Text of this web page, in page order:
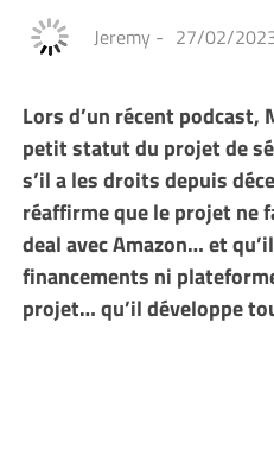
Jeremy - 27/02/
Lors d’un récent podcast,
petit statut du projet de
s’il a les droits depuis
réaffirme que le projet ne
deal avec Amazon… et
financements ni
projet… qu’il développe